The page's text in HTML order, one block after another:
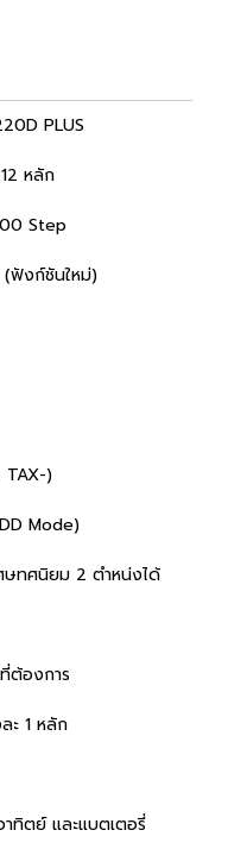
PLUS
หลัก
Step
ฟังก์ชันใหม่)
TAX-)
Mode)
ษทศนิยม 2 ตำหน่งได้
ต้องการ
ะ 1 หลัก
ทิตย์ และแบตเตอรี่